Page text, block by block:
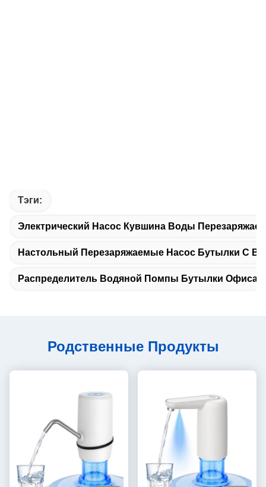
Тэги:
Электрический Насос Кувшина Воды
Настольный Перезаряжаемые Насос Бутылки С
Распределитель Водяной Помпы Бутылки Офиса
Родственные Продукты